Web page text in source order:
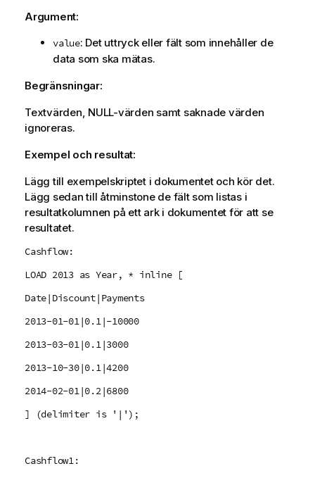
Argument:
value: Det uttryck eller fält som innehåller de
data som ska mätas.
Begränsningar:
Textvärden, NULL-värden samt saknade värden
ignoreras.
Exempel och resultat:
Lägg till exempelskriptet i dokumentet och kör det.
Lägg sedan till åtminstone de fält som listas i
resultatkolumnen på ett ark i dokumentet för att se
resultatet.
Cashflow:
LOAD 2013 as Year, * inline [
Date|Discount|Payments
2013-01-01|0.1|-10000
2013-03-01|0.1|3000
2013-10-30|0.1|4200
2014-02-01|0.2|6800
] (delimiter is '|');
Cashflow1: